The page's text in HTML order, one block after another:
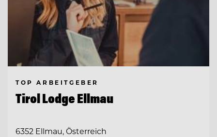
TOP ARBEITGEBER
Tirol Lodge Ellmau
6352 Ellmau, Österreich